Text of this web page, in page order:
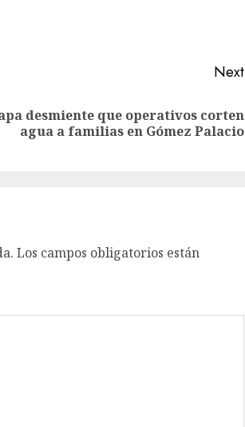
Next
desmiente que operativos corten
agua a familias en Gómez Palacio
Los campos obligatorios están